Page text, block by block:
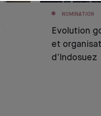
NOMINATION
Evolution
et
d’Indosuez